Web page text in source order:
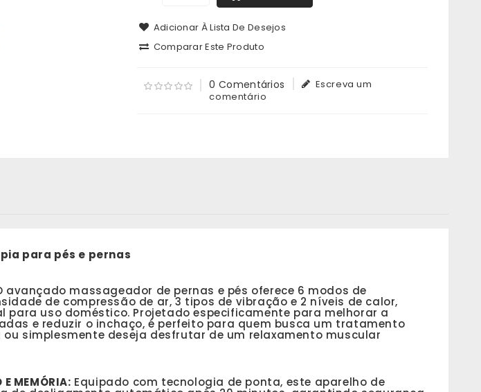
Adicionar À Lista De Desejos
Comparar Este Produto
0 Comentários
Escreva um
comentário
para pés e pernas
avançado massageador de pernas e pés oferece 6 modos de
de compressão de ar, 3 tipos de vibração e 2 níveis de calor,
uso doméstico. Projetado especificamente para melhorar a
e reduzir o inchaço, é perfeito para quem busca um tratamento
simplesmente deseja desfrutar de um relaxamento muscular
MEMÓRIA: Equipado com tecnologia de ponta, este aparelho de